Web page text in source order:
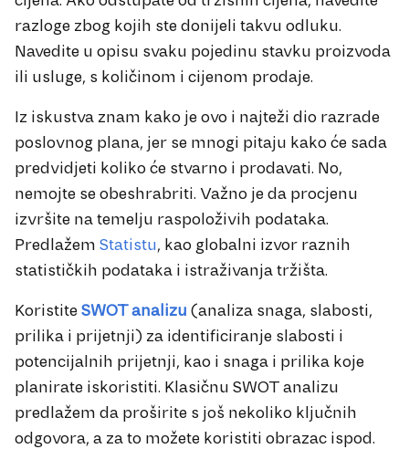
razloge zbog kojih ste donijeli takvu odluku.
Navedite u opisu svaku pojedinu stavku proizvoda
ili usluge, s količinom i cijenom prodaje.
Iz iskustva znam kako je ovo i najteži dio razrade
poslovnog plana, jer se mnogi pitaju kako će sada
predvidjeti koliko će stvarno i prodavati. No,
nemojte se obeshrabriti. Važno je da procjenu
izvršite na temelju raspoloživih podataka.
Predlažem Statistu, kao globalni izvor raznih
statističkih podataka i istraživanja tržišta.
Koristite SWOT analizu (analiza snaga, slabosti,
prilika i prijetnji) za identificiranje slabosti i
potencijalnih prijetnji, kao i snaga i prilika koje
planirate iskoristiti. Klasičnu SWOT analizu
predlažem da proširite s još nekoliko ključnih
odgovora, a za to možete koristiti obrazac ispod.